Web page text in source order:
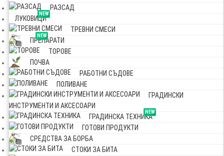
РАЗСАД
NEW
ЛУКОВИЦИ
ТРЕВНИ СМЕСИ
NEW
ПРЕПАРАТИ
ТОРОВЕ
ПОЧВА
РАБОТНИ СЪДОВЕ
ПОЛИВАНЕ
ГРАДИНСКИ
ИНСТРУМЕНТИ И АКСЕСОАРИ
NEW
ГРАДИНСКА ТЕХНИКА
ГОТОВИ ПРОДУКТИ
СРЕДСТВА ЗА БОРБА
СТОКИ ЗА БИТА